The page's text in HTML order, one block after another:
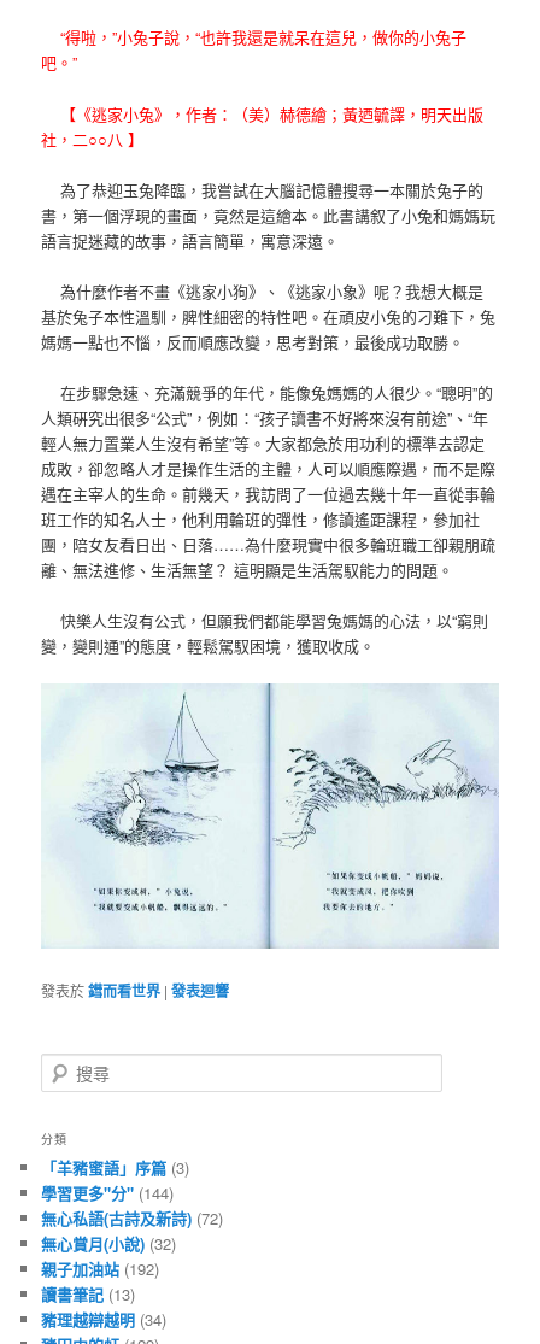
“得啦，”小兔子說，“也許我還是就呆在這兒，做你的小兔子
吧。”
【《逃家小兔》，作者：（美）赫德繪；黃迺毓譯，明天出版
社，二○○八 】
為了恭迎玉兔降臨，我嘗試在大腦記憶體搜尋一本關於兔子的
書，第一個浮現的畫面，竟然是這繪本。此書講叙了小兔和媽媽玩
語言捉迷藏的故事，語言簡單，寓意深遠。
為什麼作者不畫《逃家小狗》、《逃家小象》呢？我想大概是
基於兔子本性溫馴，脾性細密的特性吧。在頑皮小兔的刁難下，兔
媽媽一點也不惱，反而順應改變，思考對策，最後成功取勝。
在步驟急速、充滿競爭的年代，能像兔媽媽的人很少。“聰明”的
人類硏究出很多“公式”，例如：“孩子讀書不好將來沒有前途”、“年
輕人無力置業人生沒有希望”等。大家都急於用功利的標準去認定
成敗，卻忽略人才是操作生活的主體，人可以順應際遇，而不是際
遇在主宰人的生命。前幾天，我訪問了一位過去幾十年一直從事輪
班工作的知名人士，他利用輪班的彈性，修讀遙距課程，參加社
團，陪女友看日出、日落……為什麼現實中很多輪班職工卻親朋疏
離、無法進修、生活無望？ 這明顯是生活駕馭能力的問題。
快樂人生沒有公式，但願我們都能學習兔媽媽的心法，以“窮則
變，變則通”的態度，輕鬆駕馭困境，獲取收成。
發表於鏏而看世界 |發表迴響
搜
尋
分類
「羊豬蜜語」序篇 (3)
學習更多"分" (144)
無心私語(古詩及新詩) (72)
無心賞月(小說) (32)
親子加油站 (192)
讀書筆記 (13)
豬理越辯越明 (34)